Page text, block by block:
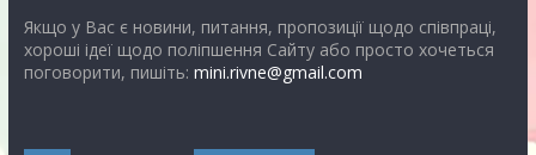
Якщо у Вас є новини, питання, пропозиції щодо співпраці,
хороші ідеї щодо поліпшення Сайту або просто хочеться
поговорити, пишіть: mini.rivne@gmail.com